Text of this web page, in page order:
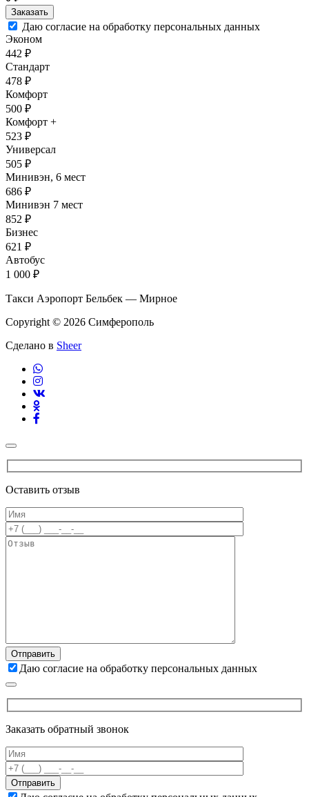
Даю согласие на обработку персональных данных
Эконом
442 ₽
Стандарт
478 ₽
Комфорт
500 ₽
Комфорт +
523 ₽
Универсал
505 ₽
Минивэн, 6 мест
686 ₽
Минивэн 7 мест
852 ₽
Бизнес
621 ₽
Автобус
1 000 ₽
Такси Аэропорт Бельбек — Мирное
Copyright © 2026 Симферополь
Сделано в Sheer
Оставить отзыв
Даю согласие на обработку персональных данных
Заказать обратный звонок